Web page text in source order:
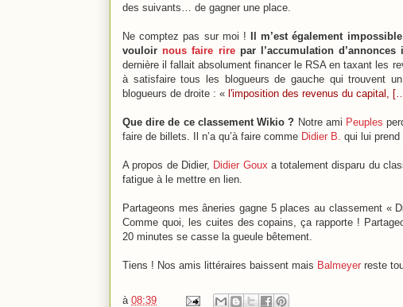
des suivants… de gagner une place.
Ne comptez pas sur moi !Il m’est également
vouloirnous faire rirepar l’accumulation d’annonces
dernière il fallait absolument financer le RSA en taxant les
à satisfaire tous les blogueurs de gauche qui trouvent
blogueurs de droite : « l'imposition des revenus du capital,
Que dire de ce classement Wikio ? Notre ami Peuples
faire de billets. Il n’a qu’à faire comme Didier B. qui lui
A propos de Didier, Didier Goux a totalement disparu du
fatigue à le mettre en lien.
Partageons mes âneries gagne 5 places au classement «
Comme quoi, les cuites des copains, ça rapporte !
20 minutes se casse la gueule bêtement.
Tiens ! Nos amis littéraires baissent mais Balmeyer reste
à 08:39